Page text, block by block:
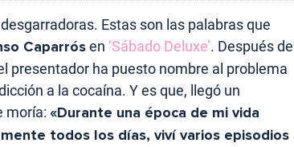
Estas son las palabras que
Caparrósen ‘Sábado Deluxe’. Después de
presentador ha puesto nombre al problema
a la cocaína. Y es que, llegó un
moría: «Durante una época de mi vida
todos los días, viví varios episodios